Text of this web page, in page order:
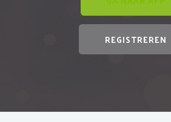
REGISTREREN